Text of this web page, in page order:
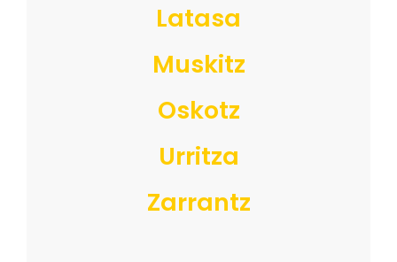
Latasa
Muskitz
Oskotz
Urritza
Zarrantz